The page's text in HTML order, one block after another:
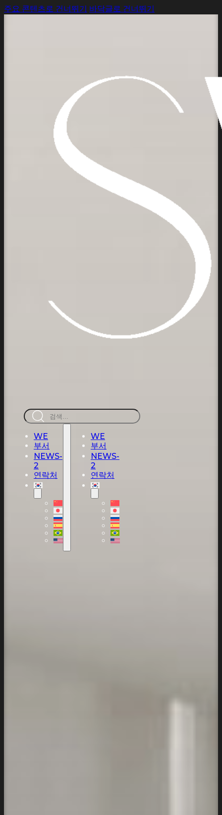
주요 콘텐츠로 건너뛰기 바닥글로 건너뛰기
검
색
WE
부서
NEWS-
2
연락처
WE
부서
NEWS-
2
연락처